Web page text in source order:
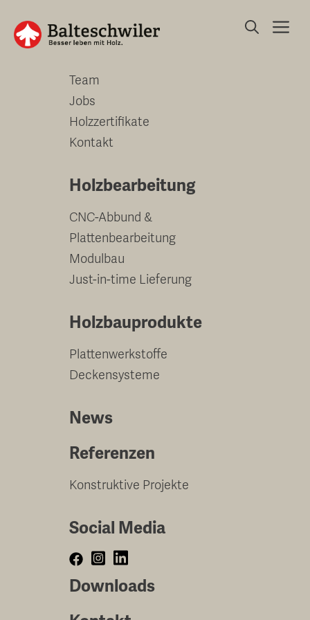
zum
Inhalt
Unternehmen
Team
Jobs
Holzzertifikate
Kontakt
Holzbearbeitung
CNC-Abbund &
Plattenbearbeitung
Modulbau
Just-in-time Lieferung
Holzbauprodukte
Plattenwerkstoffe
Deckensysteme
News
Referenzen
Konstruktive Projekte
Social Media
Downloads